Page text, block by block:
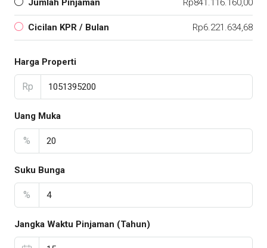
Jumlah Pinjaman Rp841.116.160,00
Cicilan KPR / Bulan Rp6.221.634,68
Harga Properti
Rp
Uang Muka
%
Suku Bunga
%
Jangka Waktu Pinjaman (Tahun)